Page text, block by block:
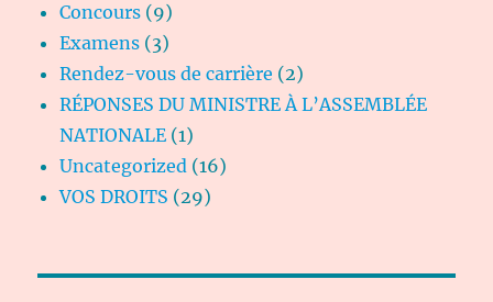
Concours (9)
Examens (3)
Rendez-vous de carrière (2)
RÉPONSES DU MINISTRE À L’ASSEMBLÉE
NATIONALE (1)
Uncategorized (16)
VOS DROITS (29)